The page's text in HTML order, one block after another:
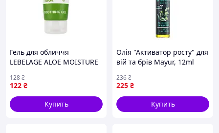
Гель для обличчя
LEBELAGE ALOE MOISTURE
GEL 100ml
122 ₴
128₴
Купить
Олія "Активатор росту" для
вій та брів Mayur, 12ml
225 ₴
236₴
Купить